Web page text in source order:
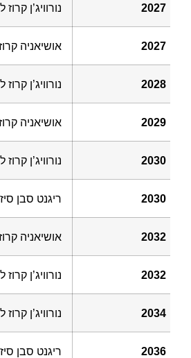
2027 נורוויג’ן קרוז ליין
2027 אושיאניה קרוזס
2028 נורוויג’ן קרוז ליין
2029 אושיאניה קרוזס
2030 נורוויג’ן קרוז ליין
2030 ריגנט סבן סיז
2032 אושיאניה קרוזס
2032 נורוויג’ן קרוז ליין
2034 נורוויג’ן קרוז ליין
2036 ריגנט סבן סיז